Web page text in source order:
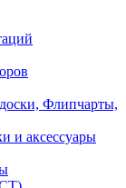
Флипчарты,
и аксессуары